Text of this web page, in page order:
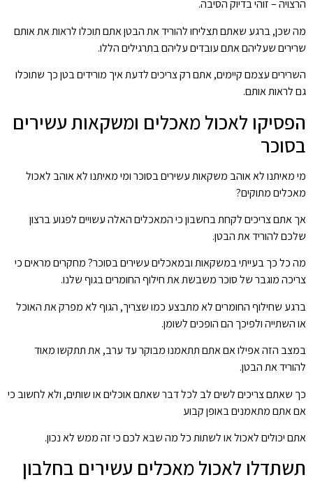
הרצויה – זוהי בדיוק הסיבה.
מה שכן, ברגע שאתם תצליחו להוריד את הבטן אתם תוכלו לראות את אותם
שרירים שעליהם אתם עובדים עליהם בתרגילים הללו.
השרירים עצמם קיימים, אתם רק צריכים לדעת איך מורידים בטן כך שתוכלו
גם לראות אותם.
הפסיקו לאכול מאכלים ומשקאות עשירים
בסוכר
מי מאיתנו לא אוהב משקאות עשירים בסוכר ומי מאיתנו לא אוהב לאכול
מאכלים מתוקים?
אך אתם צריכים לקחת בחשבון כי המאכלים האלה עשויים לפגוע ברצון
שלכם להוריד את הבטן.
מה כל כך בעייתי במשקאות ובמאכלים עשירים בסוכר? מחקרים מראים כי
צריכה מוגבר של סוכר משבשת את חילוף החומרים בגוף שלנו.
ברגע שחילוף החומרים לא מתבצע כמו שצריך, הגוף לא מפרק את האוכל
או השתייה ולפיכך הם הופכים לשומן.
במצב הזה אפילו אם אתם תתאמנו מבוקר עד ערב, את תתקשו מאוד
להוריד את הבטן.
כך שאתם צריכים לשים לב לכל דבר שאתם אוכלים או שותים, ולא לחשוב כי
אם אתם מתאמנים באופן קבוע
אתם יכולים לאכול או לשתות כל מה שבא לכם כי זה ממש לא נכון.
תשתדלו לאכול מאכלים עשירים בחלבון